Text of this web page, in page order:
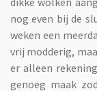
nog even bij de
weken een
vrij modderig,
er alleen
genoeg maak